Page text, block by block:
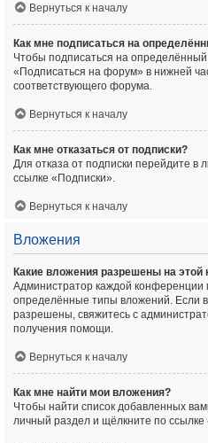
Вернуться к началу
Как мне подписаться на
Чтобы подписаться на
«Подписаться на форум» в нижней
соответствующего форума.
Вернуться к началу
Как мне отказаться от подписки?
Для отказа от подписки перейдите в
ссылке «Подписки».
Вернуться к началу
Вложения
Какие вложения разрешены на этой
Администратор каждой конференции
определённые типы вложений. Если
разрешены, свяжитесь с
получения помощи.
Вернуться к началу
Как мне найти мои вложения?
Чтобы найти список добавленных
личный раздел и щёлкните по